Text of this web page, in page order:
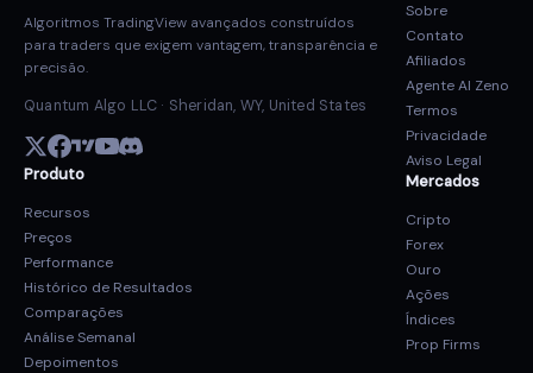
Algoritmos TradingView avançados construídos
para traders que exigem vantagem, transparência e
precisão.
Quantum Algo LLC · Sheridan, WY, United States
Produto
Recursos
Preços
Performance
Histórico de Resultados
Comparações
Análise Semanal
Depoimentos
Sobre
Contato
Afiliados
Agente AI Zeno
Termos
Privacidade
Aviso Legal
Mercados
Cripto
Forex
Ouro
Ações
Índices
Prop Firms